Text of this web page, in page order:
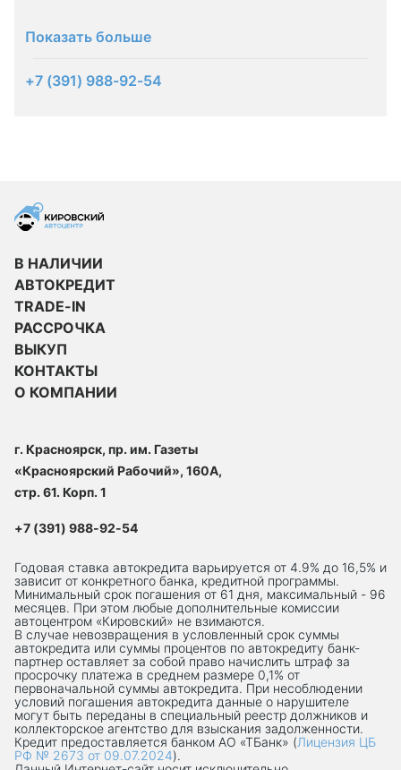
Показать больше
+7 (391) 988-92-54
В НАЛИЧИИ
АВТОКРЕДИТ
TRADE-IN
РАССРОЧКА
ВЫКУП
КОНТАКТЫ
О КОМПАНИИ
г. Красноярск, пр. им. Газеты
«Красноярский Рабочий», 160А,
стр. 61. Корп. 1
+7 (391) 988-92-54
Годовая ставка автокредита варьируется от 4.9% до 16,5% и
зависит от конкретного банка, кредитной программы.
Минимальный срок погашения от 61 дня, максимальный - 96
месяцев. При этом любые дополнительные комиссии
автоцентром «Кировский» не взимаются.
В случае невозвращения в условленный срок суммы
автокредита или суммы процентов по автокредиту банк-
партнер оставляет за собой право начислить штраф за
просрочку платежа в среднем размере 0,1% от
первоначальной суммы автокредита. При несоблюдении
условий погашения автокредита данные о нарушителе
могут быть переданы в специальный реестр должников и
коллекторское агентство для взыскания задолженности.
Кредит предоставляется банком АО «ТБанк» (Лицензия ЦБ
РФ № 2673 от 09.07.2024).